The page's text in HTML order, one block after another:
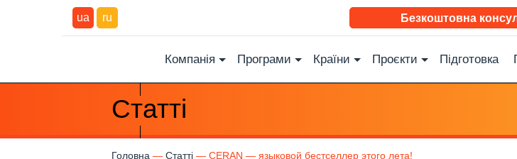
ua ru Безкоштовна
Компанія Програми Країни Проєкти Підготовка
Статті
Головна Статті CERAN — языковой бестселлер этого лета!